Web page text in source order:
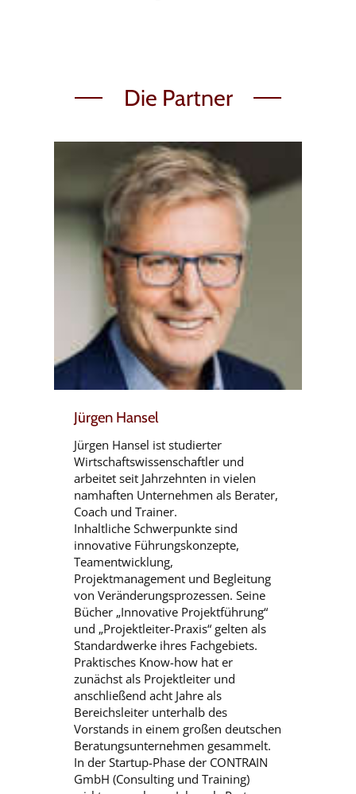
Die Partner
Jürgen Hansel
Jürgen Hansel ist studierter
Wirtschaftswissenschaftler und
arbeitet seit Jahrzehnten in vielen
namhaften Unternehmen als Berater,
Coach und Trainer.
Inhaltliche Schwerpunkte sind
innovative Führungskonzepte,
Teamentwicklung,
Projektmanagement und Begleitung
von Veränderungsprozessen. Seine
Bücher „Innovative Projektführung“
und „Projektleiter-Praxis“ gelten als
Standardwerke ihres Fachgebiets.
Praktisches Know-how hat er
zunächst als Projektleiter und
anschließend acht Jahre als
Bereichsleiter unterhalb des
Vorstands in einem großen deutschen
Beratungsunternehmen gesammelt.
In der Startup-Phase der CONTRAIN
GmbH (Consulting und Training)